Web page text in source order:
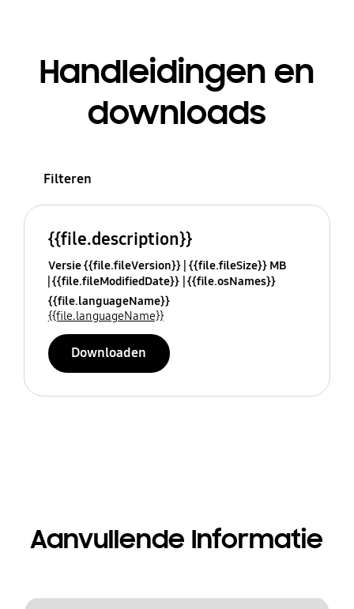
Handleidingen en
downloads
Filteren
{{file.description}}
Versie {{file.fileVersion}} {{file.fileSize}} MB
{{file.fileModifiedDate}} {{file.osNames}}
{{file.languageName}}
{{file.languageName}}
Downloaden
Aanvullende Informatie